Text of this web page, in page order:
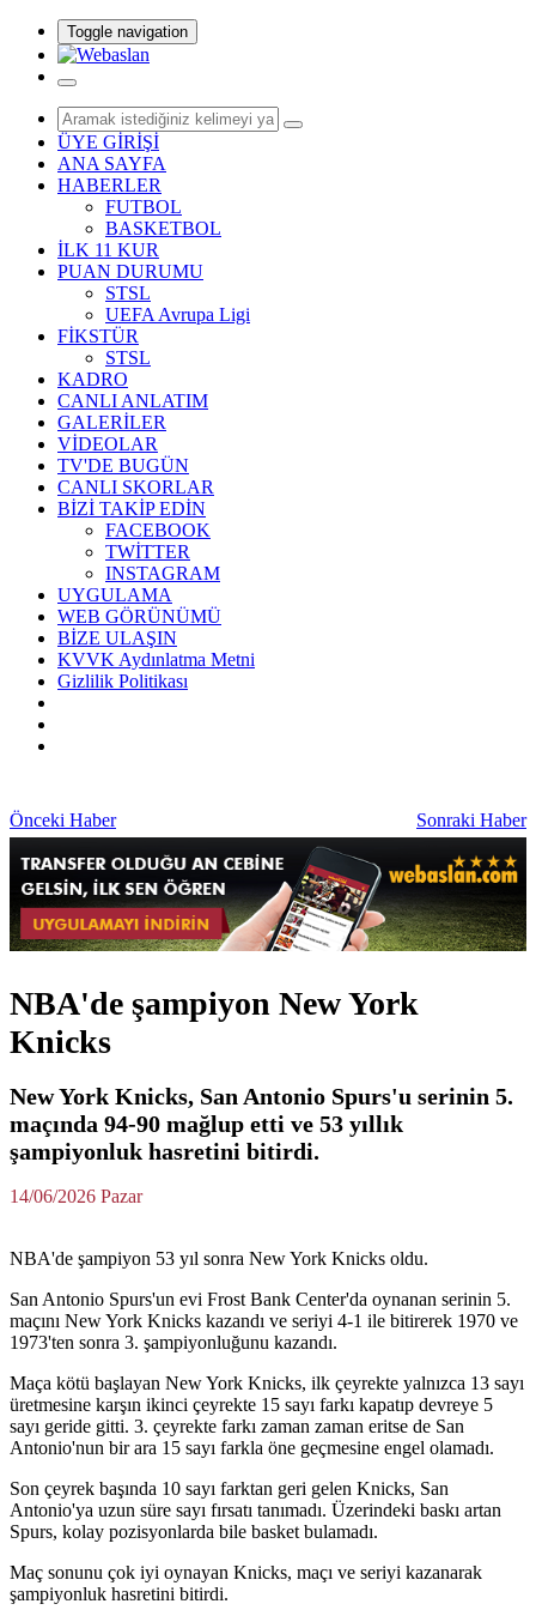
Toggle navigation
ÜYE GİRİŞİ
ANA SAYFA
HABERLER
FUTBOL
BASKETBOL
İLK 11 KUR
PUAN DURUMU
STSL
UEFA Avrupa Ligi
FİKSTÜR
STSL
KADRO
CANLI ANLATIM
GALERİLER
VİDEOLAR
TV'DE BUGÜN
CANLI SKORLAR
BİZİ TAKİP EDİN
FACEBOOK
TWİTTER
INSTAGRAM
UYGULAMA
WEB GÖRÜNÜMÜ
BİZE ULAŞIN
KVVK Aydınlatma Metni
Gizlilik Politikası
Önceki Haber Sonraki Haber
NBA'de şampiyon New York
Knicks
New York Knicks, San Antonio Spurs'u serinin 5.
maçında 94-90 mağlup etti ve 53 yıllık
şampiyonluk hasretini bitirdi.
14/06/2026 Pazar
NBA'de şampiyon 53 yıl sonra New York Knicks oldu.
San Antonio Spurs'un evi Frost Bank Center'da oynanan serinin 5.
maçını New York Knicks kazandı ve seriyi 4-1 ile bitirerek 1970 ve
1973'ten sonra 3. şampiyonluğunu kazandı.
Maça kötü başlayan New York Knicks, ilk çeyrekte yalnızca 13 sayı
üretmesine karşın ikinci çeyrekte 15 sayı farkı kapatıp devreye 5
sayı geride gitti. 3. çeyrekte farkı zaman zaman eritse de San
Antonio'nun bir ara 15 sayı farkla öne geçmesine engel olamadı.
Son çeyrek başında 10 sayı farktan geri gelen Knicks, San
Antonio'ya uzun süre sayı fırsatı tanımadı. Üzerindeki baskı artan
Spurs, kolay pozisyonlarda bile basket bulamadı.
Maç sonunu çok iyi oynayan Knicks, maçı ve seriyi kazanarak
şampiyonluk hasretini bitirdi.